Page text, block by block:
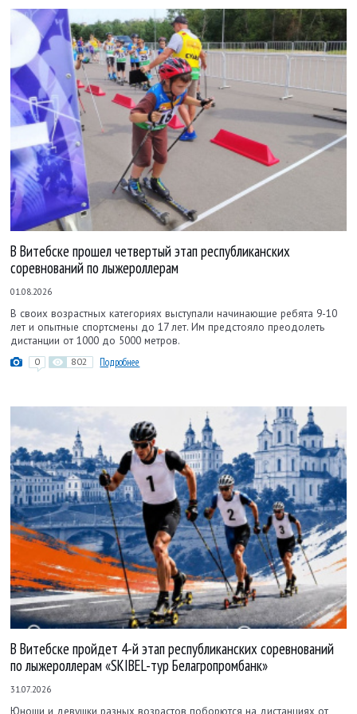
В Витебске прошел четвертый этап республиканских
соревнований по лыжероллерам
01.08.2026
В своих возрастных категориях выступали начинающие ребята 9-10
лет и опытные спортсмены до 17 лет. Им предстояло преодолеть
дистанции от 1000 до 5000 метров.
0 802 Подробнее
В Витебске пройдет 4-й этап республиканских соревнований
по лыжероллерам «SKIBEL-тур Белагропромбанк»
31.07.2026